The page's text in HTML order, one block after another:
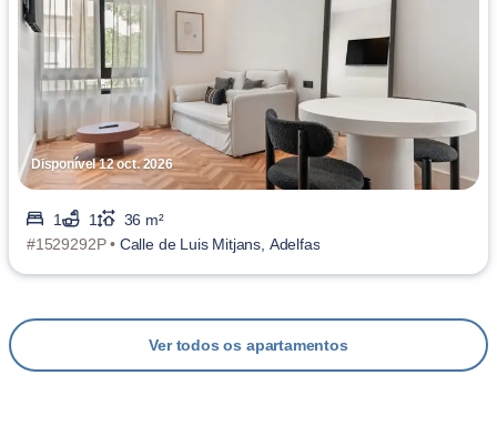
Disponível 12 oct. 2026
1 1
36 m²
#1529292P • Calle de Luis Mitjans, Adelfas
Ver todos os apartamentos